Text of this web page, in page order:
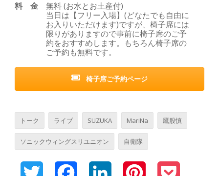
料金
無料 (お水とお土産付)
当日は【フリー入場】(どなたでも自由に
お入りいただけます)ですが、椅子席には
限りがありますので事前に椅子席のご予
約をおすすめします。もちろん椅子席の
ご予約も無料です。
椅子席ご予約ページ
トーク ライブ SUZUKA MariNa 鷹股慎
ソニックウィングスリユニオン 自衛隊
Twitter Facebook LinkedIn Pinterest